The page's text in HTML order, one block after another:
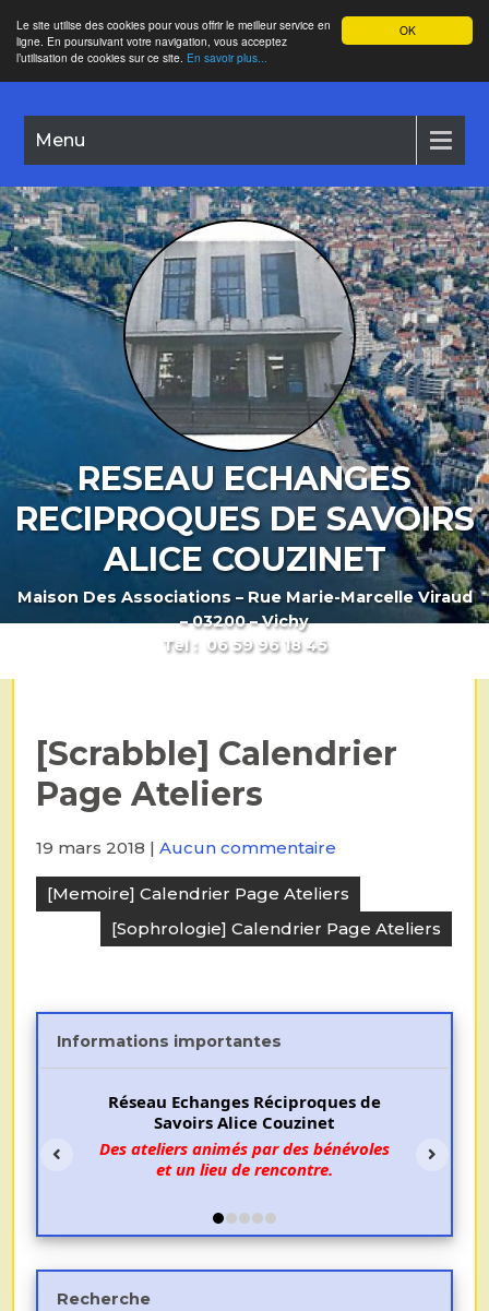
OK
Le site utilise des cookies pour vous offrir le meilleur service en
ligne. En poursuivant votre navigation, vous acceptez
l’utilisation de cookies sur ce site. En savoir plus...
Menu
RESEAU ECHANGES
RECIPROQUES DE SAVOIRS
ALICE COUZINET
Maison Des Associations – Rue Marie-Marcelle Viraud
– 03200 – Vichy
Tel : 06 59 96 18 45
[Scrabble] Calendrier
Page Ateliers
19 mars 2018 |Aucun commentaire
Navigation
de
l’article
[Memoire] Calendrier Page Ateliers
[Sophrologie] Calendrier Page Ateliers
Informations importantes
Réseau Echanges Réciproques de
Savoirs Alice Couzinet
Des ateliers animés par des bénévoles
et un lieu de rencontre.
Recherche